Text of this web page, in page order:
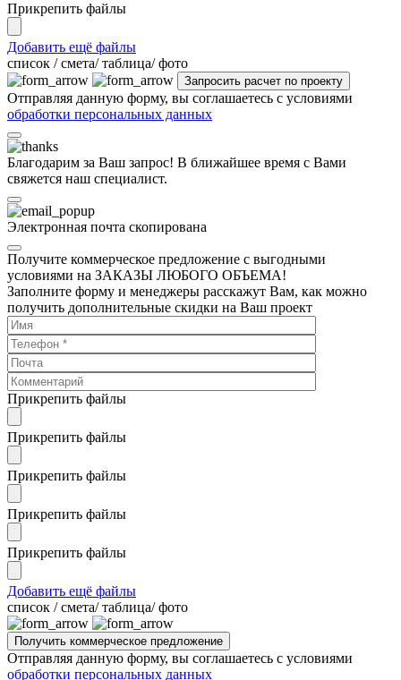
Прикрепить файлы
Добавить ещё файлы
cписок / смета/ таблица/ фото
Отправляя данную форму, вы соглашаетесь с условиями
обработки персональных данных
Благодарим за Ваш запрос! В ближайшее время с Вами
свяжется наш специалист.
Электронная почта скопирована
Получите коммерческое предложение с выгодными
условиями на ЗАКАЗЫ ЛЮБОГО ОБЪЕМА!
Заполните форму и менеджеры расскажут Вам, как можно
получить дополнительные скидки на Ваш проект
Прикрепить файлы
Прикрепить файлы
Прикрепить файлы
Прикрепить файлы
Прикрепить файлы
Добавить ещё файлы
cписок / смета/ таблица/ фото
Отправляя данную форму, вы соглашаетесь с условиями
обработки персональных данных